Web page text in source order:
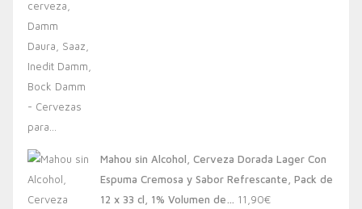
Mahou sin Alcohol, Cerveza Dorada Lager Con
Espuma Cremosa y Sabor Refrescante, Pack de
12 x 33 cl, 1% Volumen de… 11,90€